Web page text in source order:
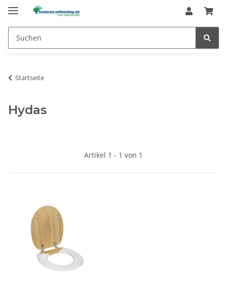
Startseite
Hydas
Artikel 1 - 1 von 1